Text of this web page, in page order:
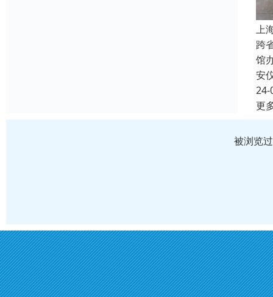
上
跨
馆
安
24-
更
被浏览